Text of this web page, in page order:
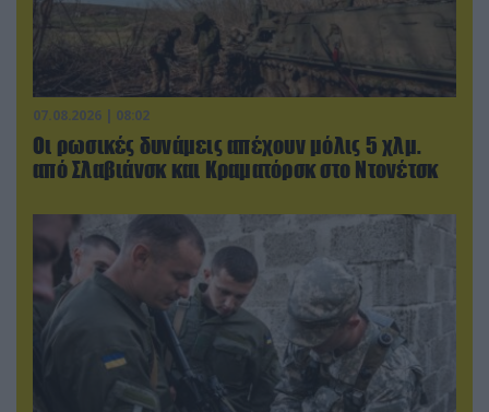
07.08.2026 | 08:02
Οι ρωσικές δυνάμεις απέχουν μόλις 5 χλμ.
από Σλαβιάνσκ και Κραματόρσκ στο Ντονέτσκ